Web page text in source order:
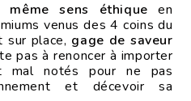
même sens éthique en
venus des 4 coins du
place, gage de saveur
pas à renoncer à importer
mal notés pour ne pas
et décevoir sa